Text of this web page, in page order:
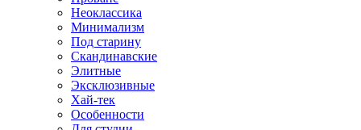
Неоклассика
Минимализм
Под старину
Скандинавские
Элитные
Эксклюзивные
Хай-тек
Особенности